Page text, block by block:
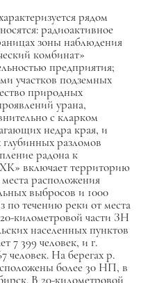
рядом
радиоактивное
зоны наблюдения
комбинат»
предприятия;
участков подземных
природных
урана,
с кларком
недра края, и
разломов
радона к
включает территорию
расположения
выбросов и 1000
течению реки от места
километровой части ЗН
населенных пунктов
7 399 человек, и г.
человек. На берегах р.
более 30 НП, в
В 20-километровой